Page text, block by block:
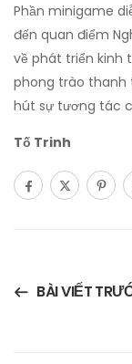
Phần minigame
đến quan điểm
về phát triển kinh
phong trào thanh
hút sự tương tác
Tố Trinh
BÀI VIẾT